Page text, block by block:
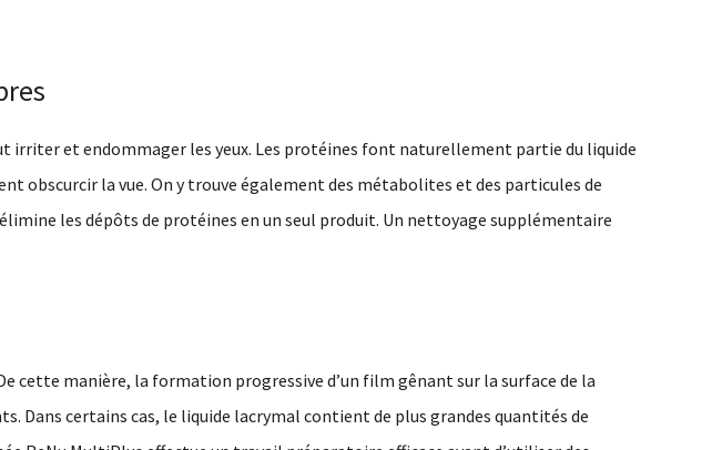
et endommager les yeux. Les protéines font naturellement partie du liquide
obscurcir la vue. On y trouve également des métabolites et des particules de
les dépôts de protéines en un seul produit. Un nettoyage supplémentaire
cette manière, la formation progressive d’un film gênant sur la surface de la
certains cas, le liquide lacrymal contient de plus grandes quantités de